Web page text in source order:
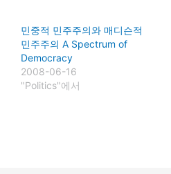
민중적 민주주의와 매디슨적
민주주의 A Spectrum of
Democracy
2008-06-16
"Politics"에서